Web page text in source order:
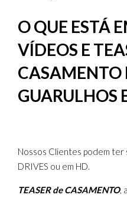
O QUE ESTÁ
VÍDEOS E
CASAMENTO
GUARULHOS
Nossos Clientes podem ter
DRIVES ou em HD.
TEASER de CASAMENTO,